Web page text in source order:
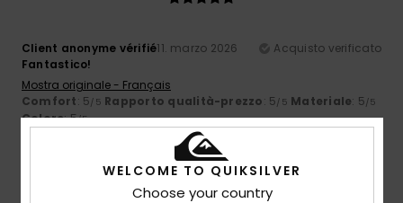
Client anonyme vérifié11. marzo 2026
Acquisto verificato
Fantastico!
Mostra originale - Français
Comfort: 5/5 Rapporto qualità-prezzo: 5/5 Materiale: 5/5
Colore: 5/5
5/5
WELCOME TO QUIKSILVER
Choose your country